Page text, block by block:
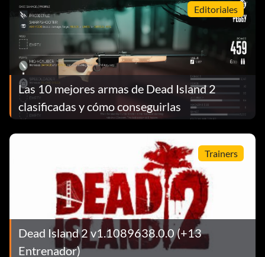
Editoriales
Las 10 mejores armas de Dead Island 2
clasificadas y cómo conseguirlas
Trainers
Dead Island 2 v1.1089638.0.0 (+13
Entrenador)